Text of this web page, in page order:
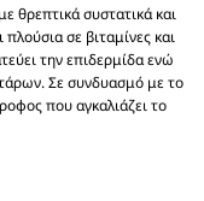
θρεπτικά συστατικά και
σε βιταμίνες και
την επιδερμίδα ενώ
Σε συνδυασμό με το
που αγκαλιάζει το